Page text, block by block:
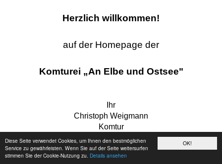
OK!
Diese Seite verwendet Cookies, um Ihnen den bestmöglichen
Service zu gewährleisten. Wenn Sie auf der Seite weitersurfen
stimmen Sie der Cookie-Nutzung zu. Details ansehen
Herzlich willkommen!
auf der Homepage der
Komturei „An Elbe und Ostsee"
Ihr
Christoph Weigmann
Komtur